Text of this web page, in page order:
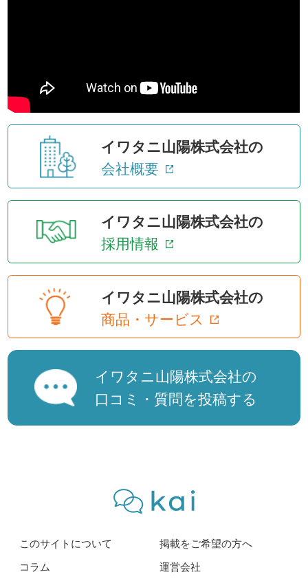
イワタニ山陽株式会社の
会社概要
イワタニ山陽株式会社の
採用情報
イワタニ山陽株式会社の
商品・サービス
イワタニ山陽株式会社の
口コミ・質問を投稿する
このサイトについて
掲載をご希望の方へ
コラム
運営会社